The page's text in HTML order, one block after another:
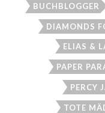
BUCHBLOGGER
DIAMONDS
ELIAS &
PAPER
PERCY
TOTE